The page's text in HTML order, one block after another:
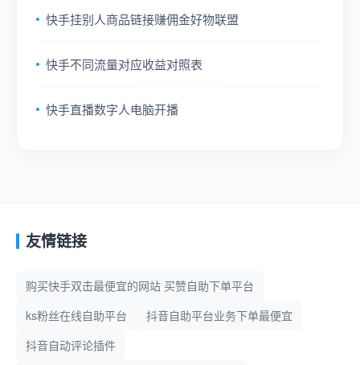
快手挂别人商品链接赚佣金好物联盟
快手不同流量对应收益对照表
快手直播数字人电脑开播
友情链接
购买快手双击最便宜的网站 买赞自助下单平台
ks粉丝在线自助平台
抖音自助平台业务下单最便宜
抖音自动评论插件